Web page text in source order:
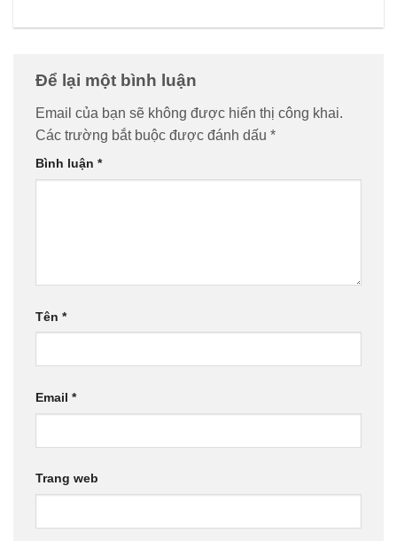
Để lại một bình luận
Email của bạn sẽ không được hiển thị công khai.
Các trường bắt buộc được đánh dấu *
Bình luận *
Tên *
Email *
Trang web